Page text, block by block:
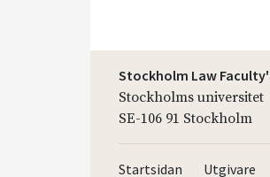
Stockholm Law
Stockholms universitet
SE-106 91 Stockholm
Startsidan Utgivare